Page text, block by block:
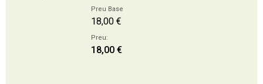
Preu Base
18,00 €
Preu:
18,00 €